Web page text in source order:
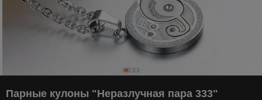
Парные кулоны "Неразлучная пара 333"